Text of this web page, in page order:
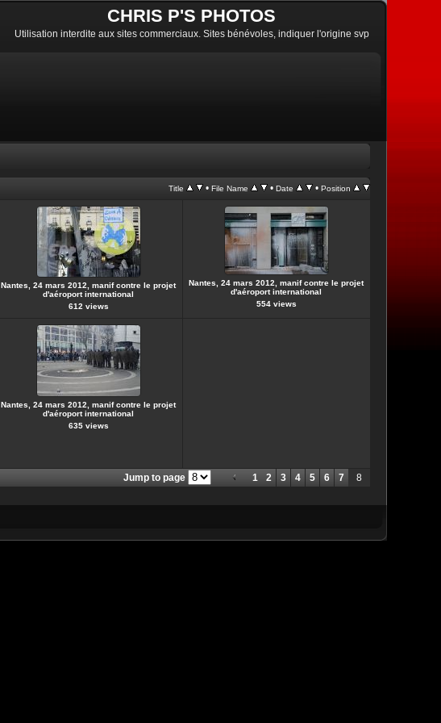
CHRIS P'S PHOTOS
Utilisation interdite aux sites commerciaux. Sites bénévoles, indiquer l'origine svp
Title • File Name • Date • Position
Nantes, 24 mars 2012, manif contre le projet
d'aéroport international
612 views
Nantes, 24 mars 2012, manif contre le projet
d'aéroport international
554 views
Nantes, 24 mars 2012, manif contre le projet
d'aéroport international
635 views
Jump to page 1 2 3 4 5 6 7 8